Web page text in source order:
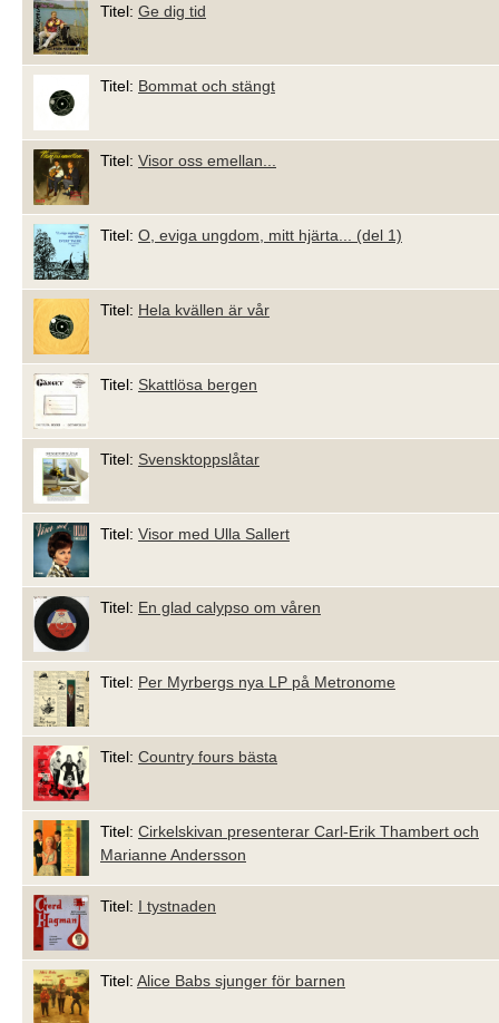
Titel: Ge dig tid
Titel: Bommat och stängt
Titel: Visor oss emellan...
Titel: O, eviga ungdom, mitt hjärta... (del 1)
Titel: Hela kvällen är vår
Titel: Skattlösa bergen
Titel: Svensktoppslåtar
Titel: Visor med Ulla Sallert
Titel: En glad calypso om våren
Titel: Per Myrbergs nya LP på Metronome
Titel: Country fours bästa
Titel: Cirkelskivan presenterar Carl-Erik Thambert och
Marianne Andersson
Titel: I tystnaden
Titel: Alice Babs sjunger för barnen